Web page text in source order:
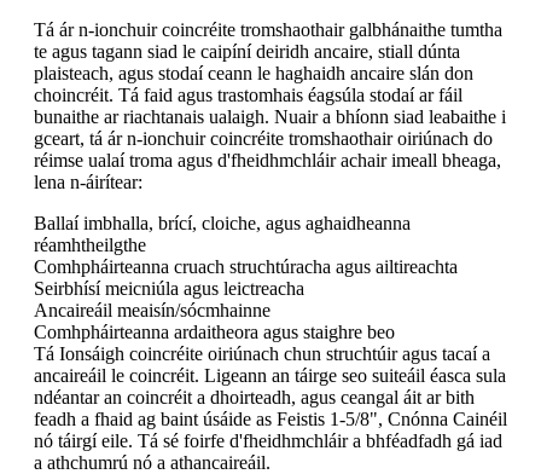
Tá ár n-ionchuir coincréite tromshaothair galbhánaithe tumtha
te agus tagann siad le caipíní deiridh ancaire, stiall dúnta
plaisteach, agus stodaí ceann le haghaidh ancaire slán don
choincréit. Tá faid agus trastomhais éagsúla stodaí ar fáil
bunaithe ar riachtanais ualaigh. Nuair a bhíonn siad leabaithe i
gceart, tá ár n-ionchuir coincréite tromshaothair oiriúnach do
réimse ualaí troma agus d'fheidhmchláir achair imeall bheaga,
lena n-áirítear:
Ballaí imbhalla, brící, cloiche, agus aghaidheanna
réamhtheilgthe
Comhpháirteanna cruach struchtúracha agus ailtireachta
Seirbhísí meicniúla agus leictreacha
Ancaireáil meaisín/sócmhainne
Comhpháirteanna ardaitheora agus staighre beo
Tá Ionsáigh coincréite oiriúnach chun struchtúir agus tacaí a
ancaireáil le coincréit. Ligeann an táirge seo suiteáil éasca sula
ndéantar an coincréit a dhoirteadh, agus ceangal áit ar bith
feadh a fhaid ag baint úsáide as Feistis 1-5/8", Cnónna Cainéil
nó táirgí eile. Tá sé foirfe d'fheidhmchláir a bhféadfadh gá iad
a athchumrú nó a athancaireáil.